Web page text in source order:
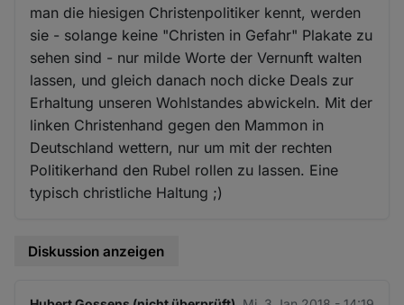
man die hiesigen Christenpolitiker kennt, werden
sie - solange keine "Christen in Gefahr" Plakate zu
sehen sind - nur milde Worte der Vernunft walten
lassen, und gleich danach noch dicke Deals zur
Erhaltung unseren Wohlstandes abwickeln. Mit der
linken Christenhand gegen den Mammon in
Deutschland wettern, nur um mit der rechten
Politikerhand den Rubel rollen zu lassen. Eine
typisch christliche Haltung ;)
Diskussion anzeigen